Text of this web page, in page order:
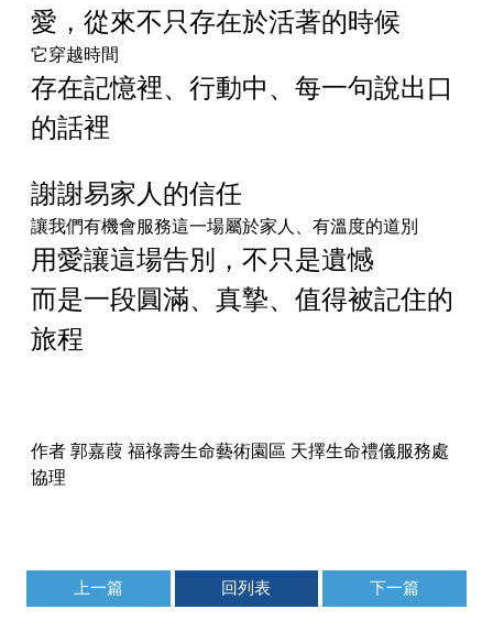
愛，從來不只存在於活著的時候
它穿越時間
存在記憶裡、行動中、每一句說出口
的話裡
謝謝易家人的信任
讓我們有機會服務這一場屬於家人、有溫度的道別
用愛讓這場告別，不只是遺憾
而是一段圓滿、真摯、值得被記住的
旅程
作者 郭嘉葭 福祿壽生命藝術園區 天擇生命禮儀服務處
協理
上一篇 回列表 下一篇